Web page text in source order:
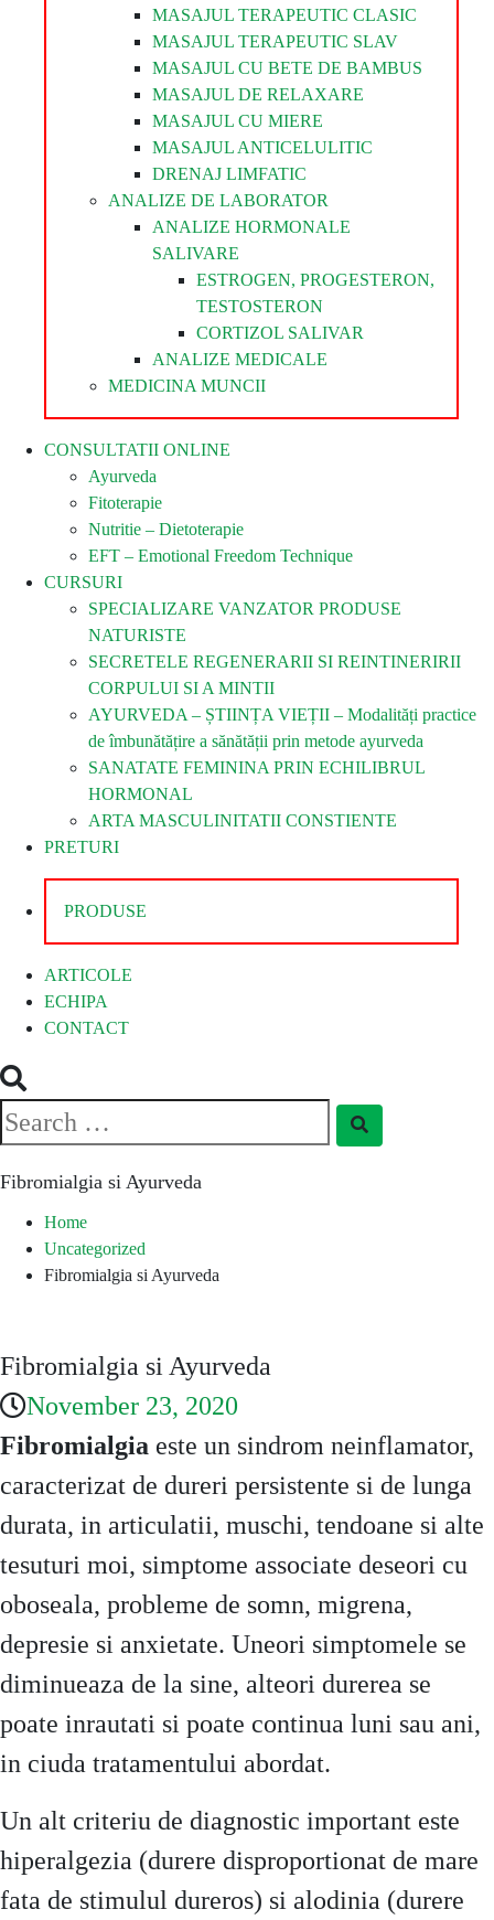
MASAJUL TERAPEUTIC CLASIC
MASAJUL TERAPEUTIC SLAV
MASAJUL CU BETE DE BAMBUS
MASAJUL DE RELAXARE
MASAJUL CU MIERE
MASAJUL ANTICELULITIC
DRENAJ LIMFATIC
ANALIZE DE LABORATOR
ANALIZE HORMONALE
SALIVARE
ESTROGEN, PROGESTERON,
TESTOSTERON
CORTIZOL SALIVAR
ANALIZE MEDICALE
MEDICINA MUNCII
CONSULTATII ONLINE
Ayurveda
Fitoterapie
Nutritie – Dietoterapie
EFT – Emotional Freedom Technique
CURSURI
SPECIALIZARE VANZATOR PRODUSE
NATURISTE
SECRETELE REGENERARII SI REINTINERIRII
CORPULUI SI A MINTII
AYURVEDA – ȘTIINȚA VIEȚII – Modalități practice
de îmbunătățire a sănătății prin metode ayurveda
SANATATE FEMININA PRIN ECHILIBRUL
HORMONAL
ARTA MASCULINITATII CONSTIENTE
PRETURI
PRODUSE
ARTICOLE
ECHIPA
CONTACT
Search
Search
Fibromialgia si Ayurveda
Home
Uncategorized
Fibromialgia si Ayurveda
Fibromialgia si Ayurveda
November 23, 2020
Fibromialgia este un sindrom neinflamator,
caracterizat de dureri persistente si de lunga
durata, in articulatii, muschi, tendoane si alte
tesuturi moi, simptome associate deseori cu
oboseala, probleme de somn, migrena,
depresie si anxietate. Uneori simptomele se
diminueaza de la sine, alteori durerea se
poate inrautati si poate continua luni sau ani,
in ciuda tratamentului abordat.
Un alt criteriu de diagnostic important este
hiperalgezia (durere disproportionat de mare
fata de stimulul dureros) si alodinia (durere